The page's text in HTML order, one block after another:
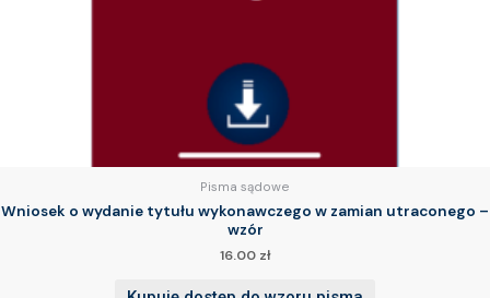
Pisma sądowe
Wniosek o wydanie tytułu wykonawczego w zamian utraconego –
wzór
16.00 zł